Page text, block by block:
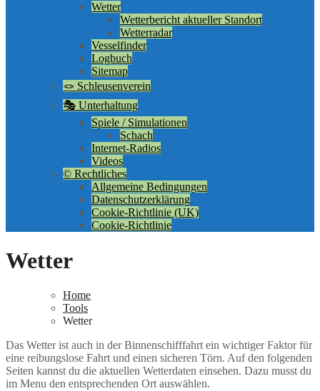
Wetter
Wetterbericht aktueller Standort
Wetterradar
Vesselfinder
Logbuch
Sitemap
🪢 Schleusenverein
🎭 Unterhaltung
Spiele / Simulationen
Schach
Internet-Radios
Videos
©️ Rechtliches
Allgemeine Bedingungen
Datenschutzerklärung
Cookie-Richtlinie (UK)
Cookie-Richtlinie
Wetter
Home
Tools
Wetter
Das Wetter ist auch in der Binnenschifffahrt ein wichtiger Faktor für
eine reibungslose Fahrt und einen sicheren Törn. Auf den folgenden
Seiten kannst du die aktuellen Wetterdaten einsehen. Dazu musst du
im Menu den entsprechenden Ort auswählen.